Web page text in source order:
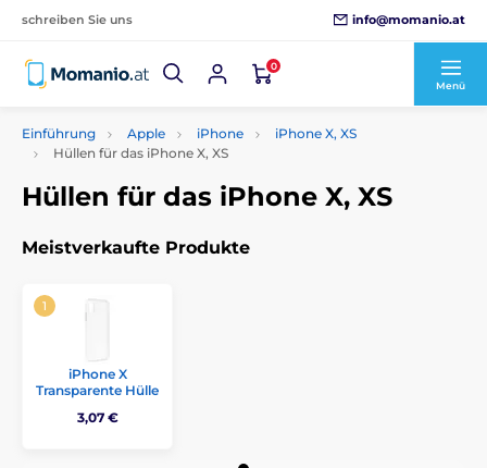
schreiben Sie uns info@momanio.at
0
Menü
Einführung Apple iPhone
iPhone X, XS
Hüllen für das iPhone X, XS
Hüllen für das iPhone X, XS
Meistverkaufte Produkte
iPhone X
Transparente Hülle
3,07 €